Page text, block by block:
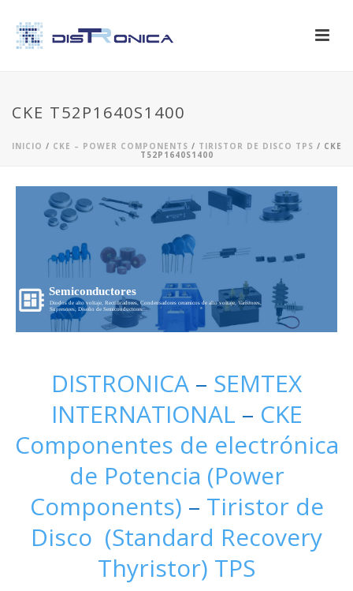
CKE T52P1640S1400
INICIO / CKE – POWER COMPONENTS / TIRISTOR DE DISCO TPS / CKE
T52P1640S1400
Semiconductores
Diodos de alto voltaje, Rectificadores, Condensadores ceramicos de alto voltaje, Varistores,
Supresores, Diseño de Semiconductores...
DISTRONICA – SEMTEX
INTERNATIONAL – CKE
Componentes de electrónica
de Potencia (Power
Components) – Tiristor de
Disco (Standard Recovery
Thyristor) TPS